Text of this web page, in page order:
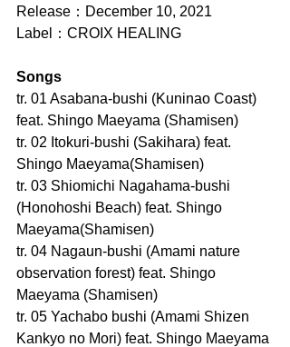
Release：December 10, 2021
Label：CROIX HEALING
Songs
tr. 01 Asabana-bushi (Kuninao Coast)
feat. Shingo Maeyama (Shamisen)
tr. 02 Itokuri-bushi (Sakihara) feat.
Shingo Maeyama(Shamisen)
tr. 03 Shiomichi Nagahama-bushi
(Honohoshi Beach) feat. Shingo
Maeyama(Shamisen)
tr. 04 Nagaun-bushi (Amami nature
observation forest) feat. Shingo
Maeyama (Shamisen)
tr. 05 Yachabo bushi (Amami Shizen
Kankyo no Mori) feat. Shingo Maeyama